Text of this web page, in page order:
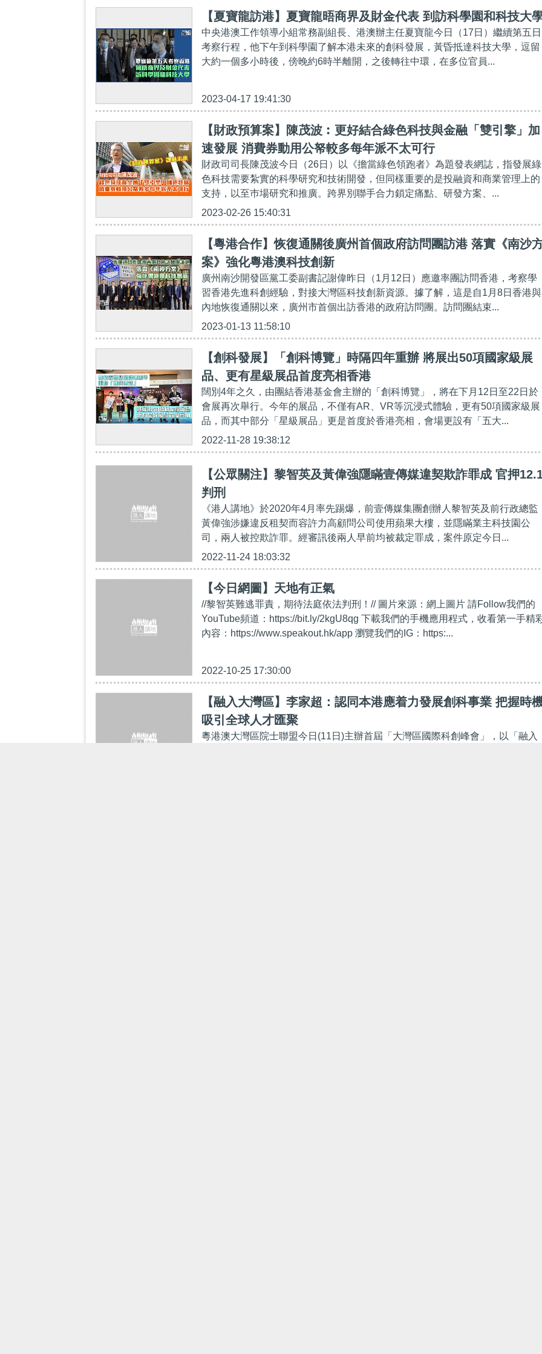
【夏寶龍訪港】夏寶龍晤商界及財金代表 到訪科學園和科技大
中央港澳工作領導小組常務副組長、港澳辦主任夏寶龍今日（17日）繼續第五日
考察行程，他下午到科學園了解本港未來的創科發展，黃昏抵達科技大學，逗留
大約一個多小時後，傍晚約6時半離開，之後轉往中環，在多位官員...
2023-04-17 19:41:30
【財政預算案】陳茂波︰更好結合綠色科技與金融「雙引擎」加
速發展 消費券動用公帑較多每年派不太可行
財政司司長陳茂波今日（26日）以《擔當綠色領跑者》為題發表網誌，指發展綠
色科技需要紮實的科學研究和技術開發，但同樣重要的是投融資和商業管理上的
支持，以至巿場研究和推廣。跨界別聯手合力鎖定痛點、研發方案、...
2023-02-26 15:40:31
【粵港合作】恢復通關後廣州首個政府訪問團訪港 落實《南沙
案》強化粵港澳科技創新
廣州南沙開發區黨工委副書記謝偉昨日（1月12日）應邀率團訪問香港，考察學
習香港先進科創經驗，對接大灣區科技創新資源。據了解，這是自1月8日香港與
內地恢復通關以來，廣州市首個出訪香港的政府訪問團。訪問團結束...
2023-01-13 11:58:10
【創科發展】「創科博覽」時隔四年重辦 將展出50項國家級展
品、更有星級展品首度亮相香港
闊別4年之久，由團結香港基金會主辦的「創科博覽」，將在下月12日至22日於
會展再次舉行。今年的展品，不僅有AR、VR等沉浸式體驗，更有50項國家級展
品，而其中部分「星級展品」更是首度於香港亮相，會場更設有「五大...
2022-11-28 19:38:12
【公眾關注】黎智英及黃偉強隱瞞壹傳媒違契欺詐罪成 官押
判刑
《港人講地》於2020年4月率先踢爆，前壹傳媒集團創辦人黎智英及前行政總監
黃偉強涉嫌違反租契而容許力高顧問公司使用蘋果大樓，並隱瞞業主科技園公
司，兩人被控欺詐罪。經審訊後兩人早前均被裁定罪成，案件原定今日...
2022-11-24 18:03:32
【今日網圖】天地有正氣
//黎智英難逃罪責，期待法庭依法判刑！// 圖片來源：網上圖片 請Follow我們的
YouTube頻道：https://bit.ly/2kgU8qg 下載我們的手機應用程式，收看第一手精
內容：https://www.speakout.hk/app 瀏覽我們的IG：https:...
2022-10-25 17:30:00
【融入大灣區】李家超：認同本港應着力發展創科事業 把握時
吸引全球人才匯聚
粵港澳大灣區院士聯盟今日(11日)主辦首屆「大灣區國際科創峰會」，以「融入